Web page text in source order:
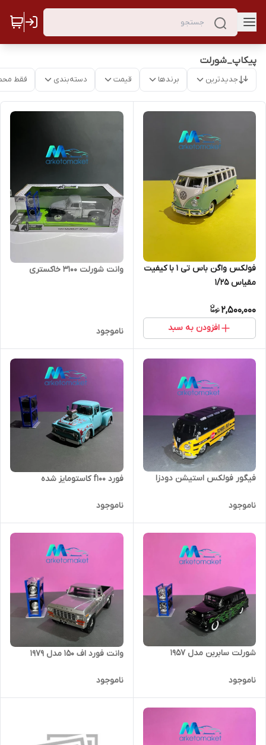
پیکاپ_شورلت
جدیدترین برندها قیمت دسته‌بندی فقط
فولکس واگن باس تی ۱ با کیفیت
مقیاس ۱/۲۵
2,500,000
افزودن به سبد
وانت شورلت ۳۱۰۰ خاکستری
ناموجود
فیگور فولکس استیشن دودزا
ناموجود
فورد f100 کاستومایز شده
ناموجود
شورلت سابربن مدل ۱۹۵۷
ناموجود
وانت فورد اف ۱۵۰ مدل ۱۹۷۹
ناموجود